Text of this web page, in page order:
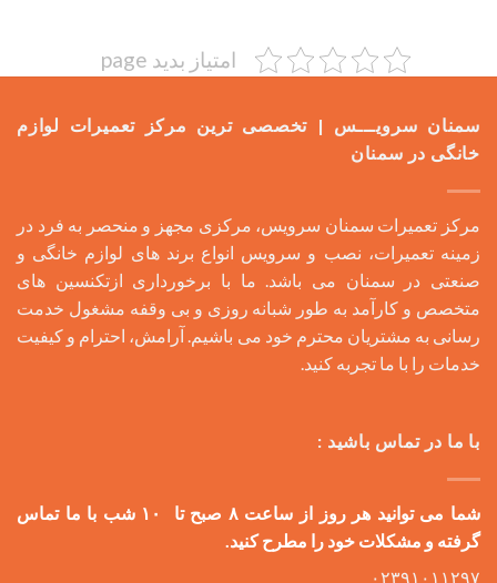
امتیاز بدید page
سمنان سرویـــس | تخصصی ترین مرکز تعمیرات لوازم
خانگی در سمنان
مرکز تعمیرات سمنان سرویس، مرکزی مجهز و منحصر به فرد در
زمینه تعمیرات، نصب و سرویس انواع برند های لوازم خانگی و
صنعتی در سمنان می باشد. ما با برخورداری ازتکنسین های
متخصص و کارآمد به طور شبانه روزی و بی وقفه مشغول خدمت
رسانی به مشتریان محترم خود می باشیم. آرامش، احترام و کیفیت
خدمات را با ما تجربه کنید.
با ما در تماس باشید :
شما می توانید هر روز از ساعت ۸ صبح تا ۱۰ شب با ما تماس
گرفته و مشکلات خود را مطرح کنید.
۰۲۳۹۱۰۱۱۲۹۷